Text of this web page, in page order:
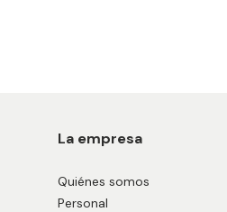
La empresa
Quiénes somos
Personal